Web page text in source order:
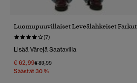
Luomupuuvillaiset Leveälahkeiset Farkut
(7)
Lisää Värejä Saatavilla
€ 62,99Hinta Alennettu Hinnasta
€ 89,99Hintaan
Säästät 30 %